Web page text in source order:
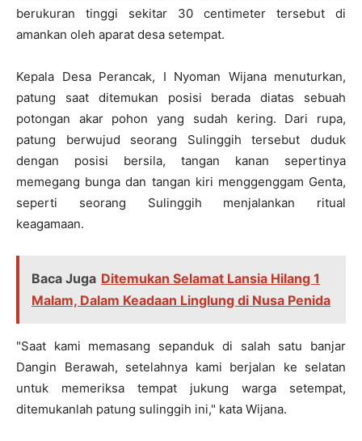
berukuran tinggi sekitar 30 centimeter tersebut di
amankan oleh aparat desa setempat.
Kepala Desa Perancak, I Nyoman Wijana menuturkan,
patung saat ditemukan posisi berada diatas sebuah
potongan akar pohon yang sudah kering. Dari rupa,
patung berwujud seorang Sulinggih tersebut duduk
dengan posisi bersila, tangan kanan sepertinya
memegang bunga dan tangan kiri menggenggam Genta,
seperti seorang Sulinggih menjalankan ritual
keagamaan.
Baca Juga Ditemukan Selamat Lansia Hilang 1
Malam, Dalam Keadaan Linglung di Nusa Penida
"Saat kami memasang sepanduk di salah satu banjar
Dangin Berawah, setelahnya kami berjalan ke selatan
untuk memeriksa tempat jukung warga setempat,
ditemukanlah patung sulinggih ini," kata Wijana.